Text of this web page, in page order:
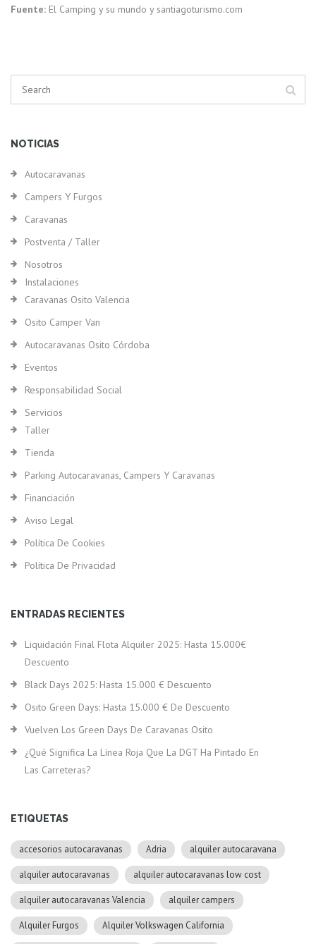
Fuente: El Camping y su mundo y santiagoturismo.com
NOTICIAS
Autocaravanas
Campers Y Furgos
Caravanas
Postventa / Taller
Nosotros
Instalaciones
Caravanas Osito Valencia
Osito Camper Van
Autocaravanas Osito Córdoba
Eventos
Responsabilidad Social
Servicios
Taller
Tienda
Parking Autocaravanas, Campers Y Caravanas
Financiación
Aviso Legal
Política De Cookies
Política De Privacidad
ENTRADAS RECIENTES
Liquidación Final Flota Alquiler 2025: Hasta 15.000€
Descuento
Black Days 2025: Hasta 15.000 € Descuento
Osito Green Days: Hasta 15.000 € De Descuento
Vuelven Los Green Days De Caravanas Osito
¿Qué Significa La Línea Roja Que La DGT Ha Pintado En
Las Carreteras?
ETIQUETAS
accesorios autocaravanas Adria alquiler autocaravana
alquiler autocaravanas alquiler autocaravanas low cost
alquiler autocaravanas Valencia alquiler campers
Alquiler Furgos Alquiler Volkswagen California